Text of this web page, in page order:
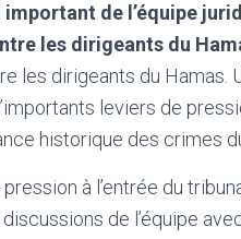
de l’équipe
les dirigeants du
les dirigeants du Hamas.
leviers de
historique des crimes
à l’entrée du
de l’équipe